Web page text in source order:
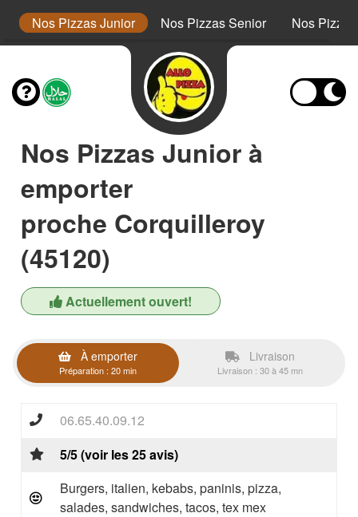
Nos Pizzas Junior Nos Pizzas Senior Nos Pizza
Nos Pizzas Junior à
emporter
proche Corquilleroy
(45120)
Actuellement ouvert!
À emporter
Préparation : 20 min
Livraison
Livraison : 30 à 45 mn
06.65.40.09.12
5/5 (voir les 25 avis)
Burgers, italien, kebabs, paninis, pizza,
salades, sandwiches, tacos, tex mex